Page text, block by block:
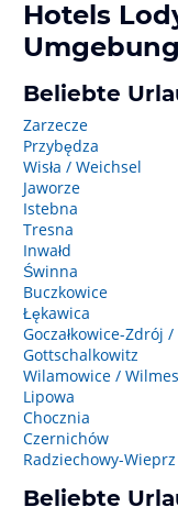
Hotels
Umgebung
Beliebte
Zarzecze
Przybędza
Wisła / Weichsel
Jaworze
Istebna
Tresna
Inwałd
Świnna
Buczkowice
Łękawica
Goczałkowice-Zdrój /
Gottschalkowitz
Wilamowice /
Lipowa
Chocznia
Czernichów
Radziechowy-Wieprz
Beliebte